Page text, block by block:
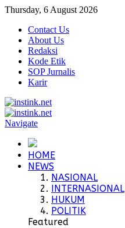
Thursday, 6 August 2026
Contact Us
About Us
Redaksi
Kode Etik
SOP Jurnalis
Karir
Navigate
HOME
NEWS
NASIONAL
INTERNASIONAL
HUKUM
POLITIK
Featured